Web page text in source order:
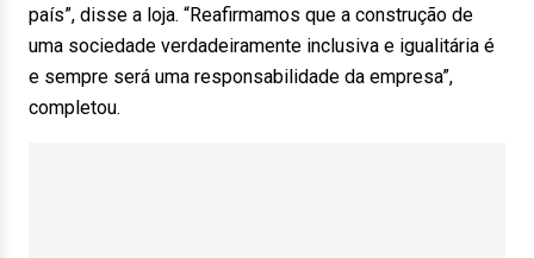
país”, disse a loja. “Reafirmamos que a construção de
uma sociedade verdadeiramente inclusiva e igualitária é
e sempre será uma responsabilidade da empresa”,
completou.